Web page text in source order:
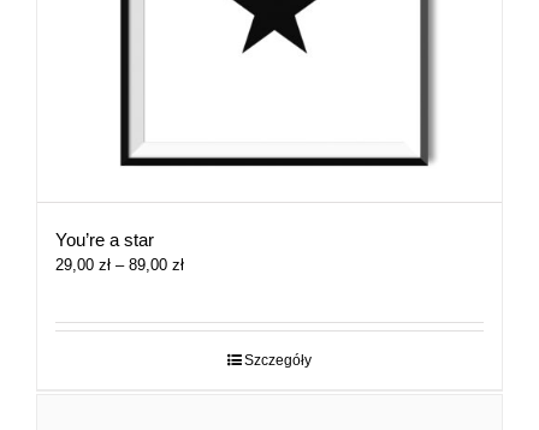
You’re a star
29,00 zł – 89,00 złZakres
29,00 zł
Szczegóły